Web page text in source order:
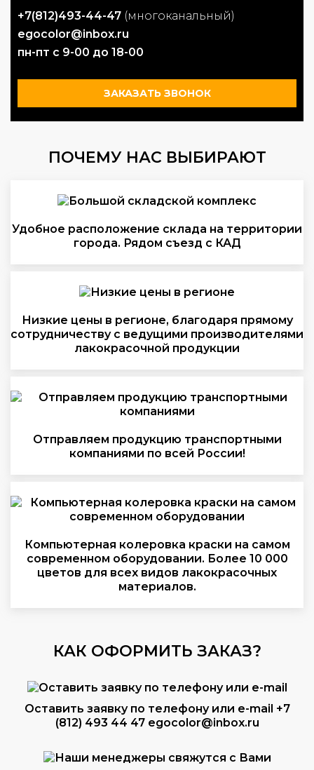
+7(812)493-44-47 (многоканальный)
egocolor@inbox.ru
пн-пт с 9-00 до 18-00
ЗАКАЗАТЬ ЗВОНОК
ПОЧЕМУ НАС ВЫБИРАЮТ
Удобное расположение склада на территории
города. Рядом съезд с КАД
Низкие цены в регионе, благодаря прямому
сотрудничеству с ведущими производителями
лакокрасочной продукции
Отправляем продукцию транспортными
компаниями по всей России!
Компьютерная колеровка краски на самом
современном оборудовании. Более 10 000
цветов для всех видов лакокрасочных
материалов.
КАК ОФОРМИТЬ ЗАКАЗ?
Оставить заявку по телефону или e-mail +7
(812) 493 44 47 egocolor@inbox.ru